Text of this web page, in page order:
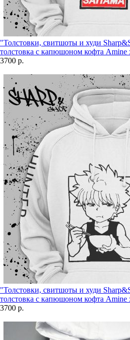
"Толстовки, свитшоты и худи
толстовка с капюшоном кофта Amine
3700 р.
"Толстовки, свитшоты и худи
толстовка с капюшоном кофта Amine
3700 р.